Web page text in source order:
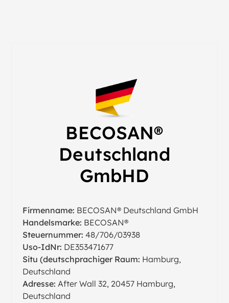
BECOSAN®
Deutschland
GmbHD
Firmenname: BECOSAN® Deutschland GmbH
Handelsmarke: BECOSAN®
Steuernummer: 48/706/03938
Uso-IdNr: DE353471677
Situ (deutschprachiger Raum: Hamburg,
Deutschland
Adresse: After Wall 32, 20457 Hamburg,
Deutschland